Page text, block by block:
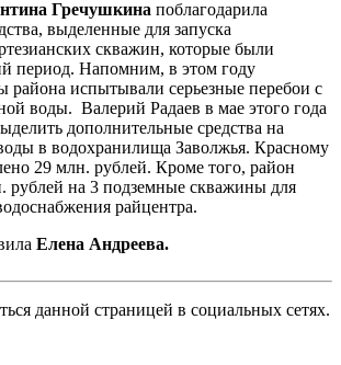
Гречушкина поблагодарила
выделенные для запуска
скважин, которые были
период. Напомним, в этом году
района испытывали серьезные перебои с
воды. Валерий Радаев в мае этого года
дополнительные средства на
в водохранилища Заволжья. Красному
29 млн. рублей. Кроме того, район
рублей на 3 подземные скважины для
райцентра.
Елена Андреева.
данной страницей в социальных сетях.